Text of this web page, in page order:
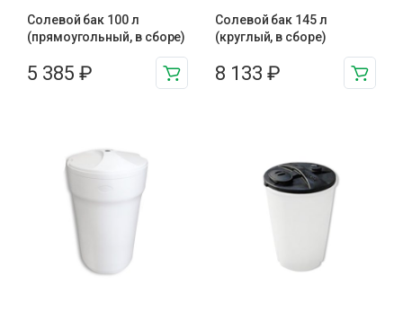
Солевой бак 100 л
(прямоугольный, в сборе)
5 385 ₽
Солевой бак 145 л
(круглый, в сборе)
8 133 ₽